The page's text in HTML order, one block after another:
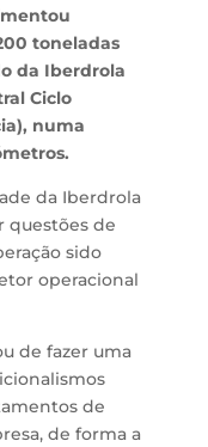
toneladas
da Iberdrola
Ciclo
numa
da Iberdrola
questões de
sido
operacional
de fazer uma
de
de forma a